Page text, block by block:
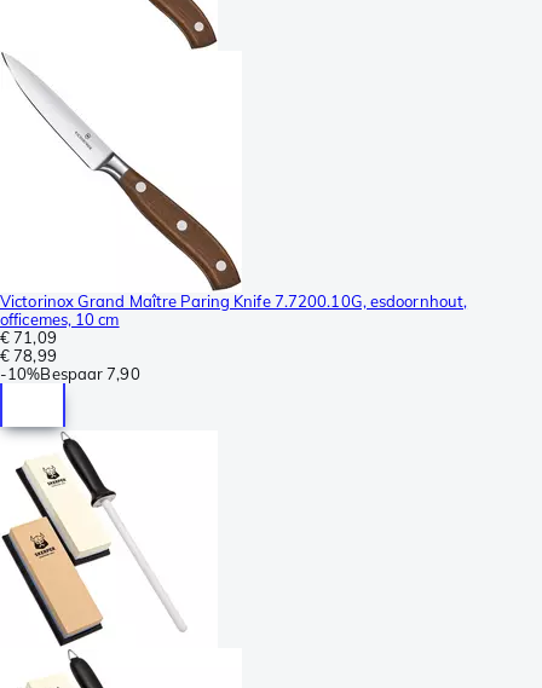
Victorinox Grand Maître Paring Knife 7.7200.10G, esdoornhout,
officemes, 10 cm
€ 71,09
€ 78,99
-10%Bespaar 7,90